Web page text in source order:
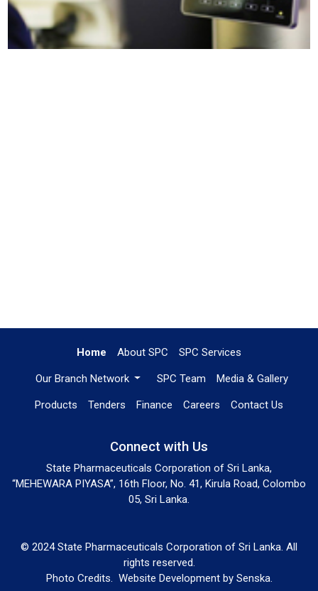
Home About SPC SPC Services
Our Branch Network SPC Team Media & Gallery
Products Tenders Finance Careers Contact Us
Connect with Us
State Pharmaceuticals Corporation of Sri Lanka,
“MEHEWARA PIYASA”, 16th Floor, No. 41, Kirula Road, Colombo
05, Sri Lanka.
© 2024 State Pharmaceuticals Corporation of Sri Lanka. All
rights reserved.
Photo Credits. Website Development by Senska.